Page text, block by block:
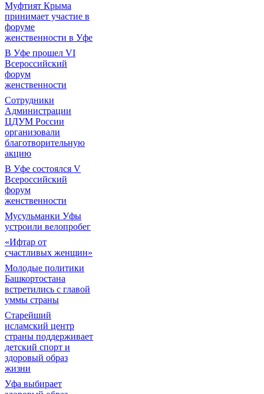
Муфтият Крыма
принимает участие в
форуме
женственности в Уфе
В Уфе прошел VI
Всероссийский
форум
женственности
Сотрудники
Администрации
ЦДУМ России
организовали
благотворительную
акцию
В Уфе состоялся V
Всероссийский
форум
женственности
Мусульманки Уфы
устроили велопробег
«Ифтар от
счастливых женщин»
Молодые политики
Башкортостана
встретились с главой
уммы страны
Старейший
исламский центр
страны поддерживает
детский спорт и
здоровый образ
жизни
Уфа выбирает